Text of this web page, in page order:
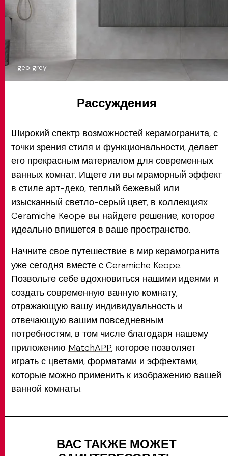
geo grey
Рассуждения
Широкий спектр возможностей керамогранита, с
точки зрения стиля и функциональности, делает
его прекрасным материалом для современных
ванных комнат. Ищете ли вы мраморный эффект
в стиле арт-деко, теплый бежевый или
изысканный светло-серый цвет, в коллекциях
Ceramiche Keope вы найдете решение, которое
идеально впишется в ваше пространство.
Начните свое путешествие в мир керамогранита
уже сегодня вместе с Ceramiche Keope.
Позвольте себе вдохновиться нашими идеями и
создать современную ванную комнату,
отражающую вашу индивидуальность и
отвечающую вашим повседневным
потребностям, в том числе благодаря нашему
приложению MatchAPP, которое позволяет
играть с цветами, форматами и эффектами,
которые можно применить к изображению вашей
ванной комнаты.
ВАС ТАКЖЕ МОЖЕТ